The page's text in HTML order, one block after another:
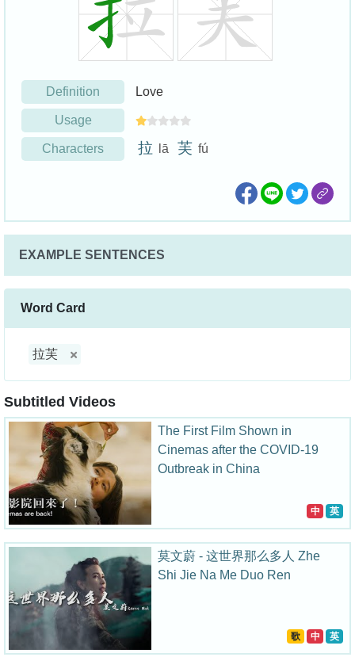
Definition Love
Usage
Characters 拉 lā 芙 fú
EXAMPLE SENTENCES
Word Card
拉芙
Subtitled Videos
The First Film Shown in
Cinemas after the COVID-19
Outbreak in China
中 英
莫文蔚 - 这世界那么多人 Zhe
Shi Jie Na Me Duo Ren
歌 中 英